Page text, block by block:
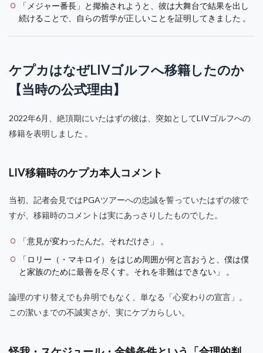
「メジャー番長」と揶揄されようと、彼は大舞台で結果を出し
続けることで、自らの哲学が正しいことを証明してきました 。
ケプカはなぜLIVゴルフへ移籍したのか
【当時の公式理由】
2022年6月、絶頂期にいたはずの彼は、突如としてLIVゴルフへの
移籍を表明しました 。
LIV移籍時のケプカ本人コメント
当初、記者会見ではPGAツアーへの忠誠を誓っていたはずの彼で
すが、移籍時のコメントは実にあっさりしたものでした。
「意見が変わったんだ。それだけさ」 。
「ロリー（・マキロイ）をはじめ周囲が何と言おうと、僕は僕
と家族のために最善を尽くす。それを非難はできない」 。
論理のすり替えでも弁明でもなく、単なる「心変わりの宣言」。
この潔いまでの不誠実さが、実にケプカらしい。